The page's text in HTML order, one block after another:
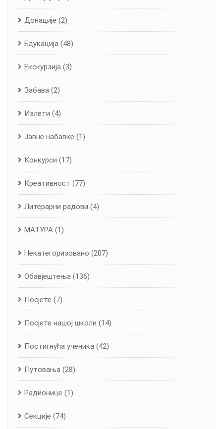
Донације (2)
Едукација (48)
Екскурзија (3)
Забава (2)
Излети (4)
Јавне набавке (1)
Конкурси (17)
Креативност (77)
Литерарни радови (4)
МАТУРА (1)
Некатегоризовано (207)
Обавјештења (136)
Посјете (7)
Посјете нашој школи (14)
Постигнућа ученика (42)
Путовања (28)
Радионице (1)
Секције (74)